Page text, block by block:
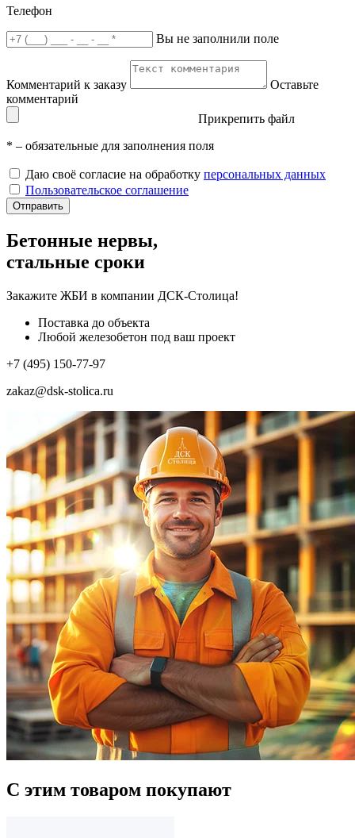
Телефон
Вы не заполнили поле
Комментарий к заказу
Оставьте
комментарий
Прикрепить файл
* – обязательные для заполнения поля
Даю своё согласие на обработку персональных данных
Пользовательское соглашение
Отправить
Бетонные нервы,
стальные сроки
Закажите ЖБИ в компании ДСК-Столица!
Поставка до объекта
Любой железобетон под ваш проект
+7 (495) 150-77-97
zakaz@dsk-stolica.ru
С этим товаром покупают